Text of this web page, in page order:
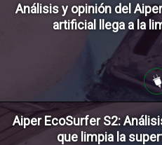
Análisis y opinión del
artificial llega a la
Aiper EcoSurfer S2:
que limpia la